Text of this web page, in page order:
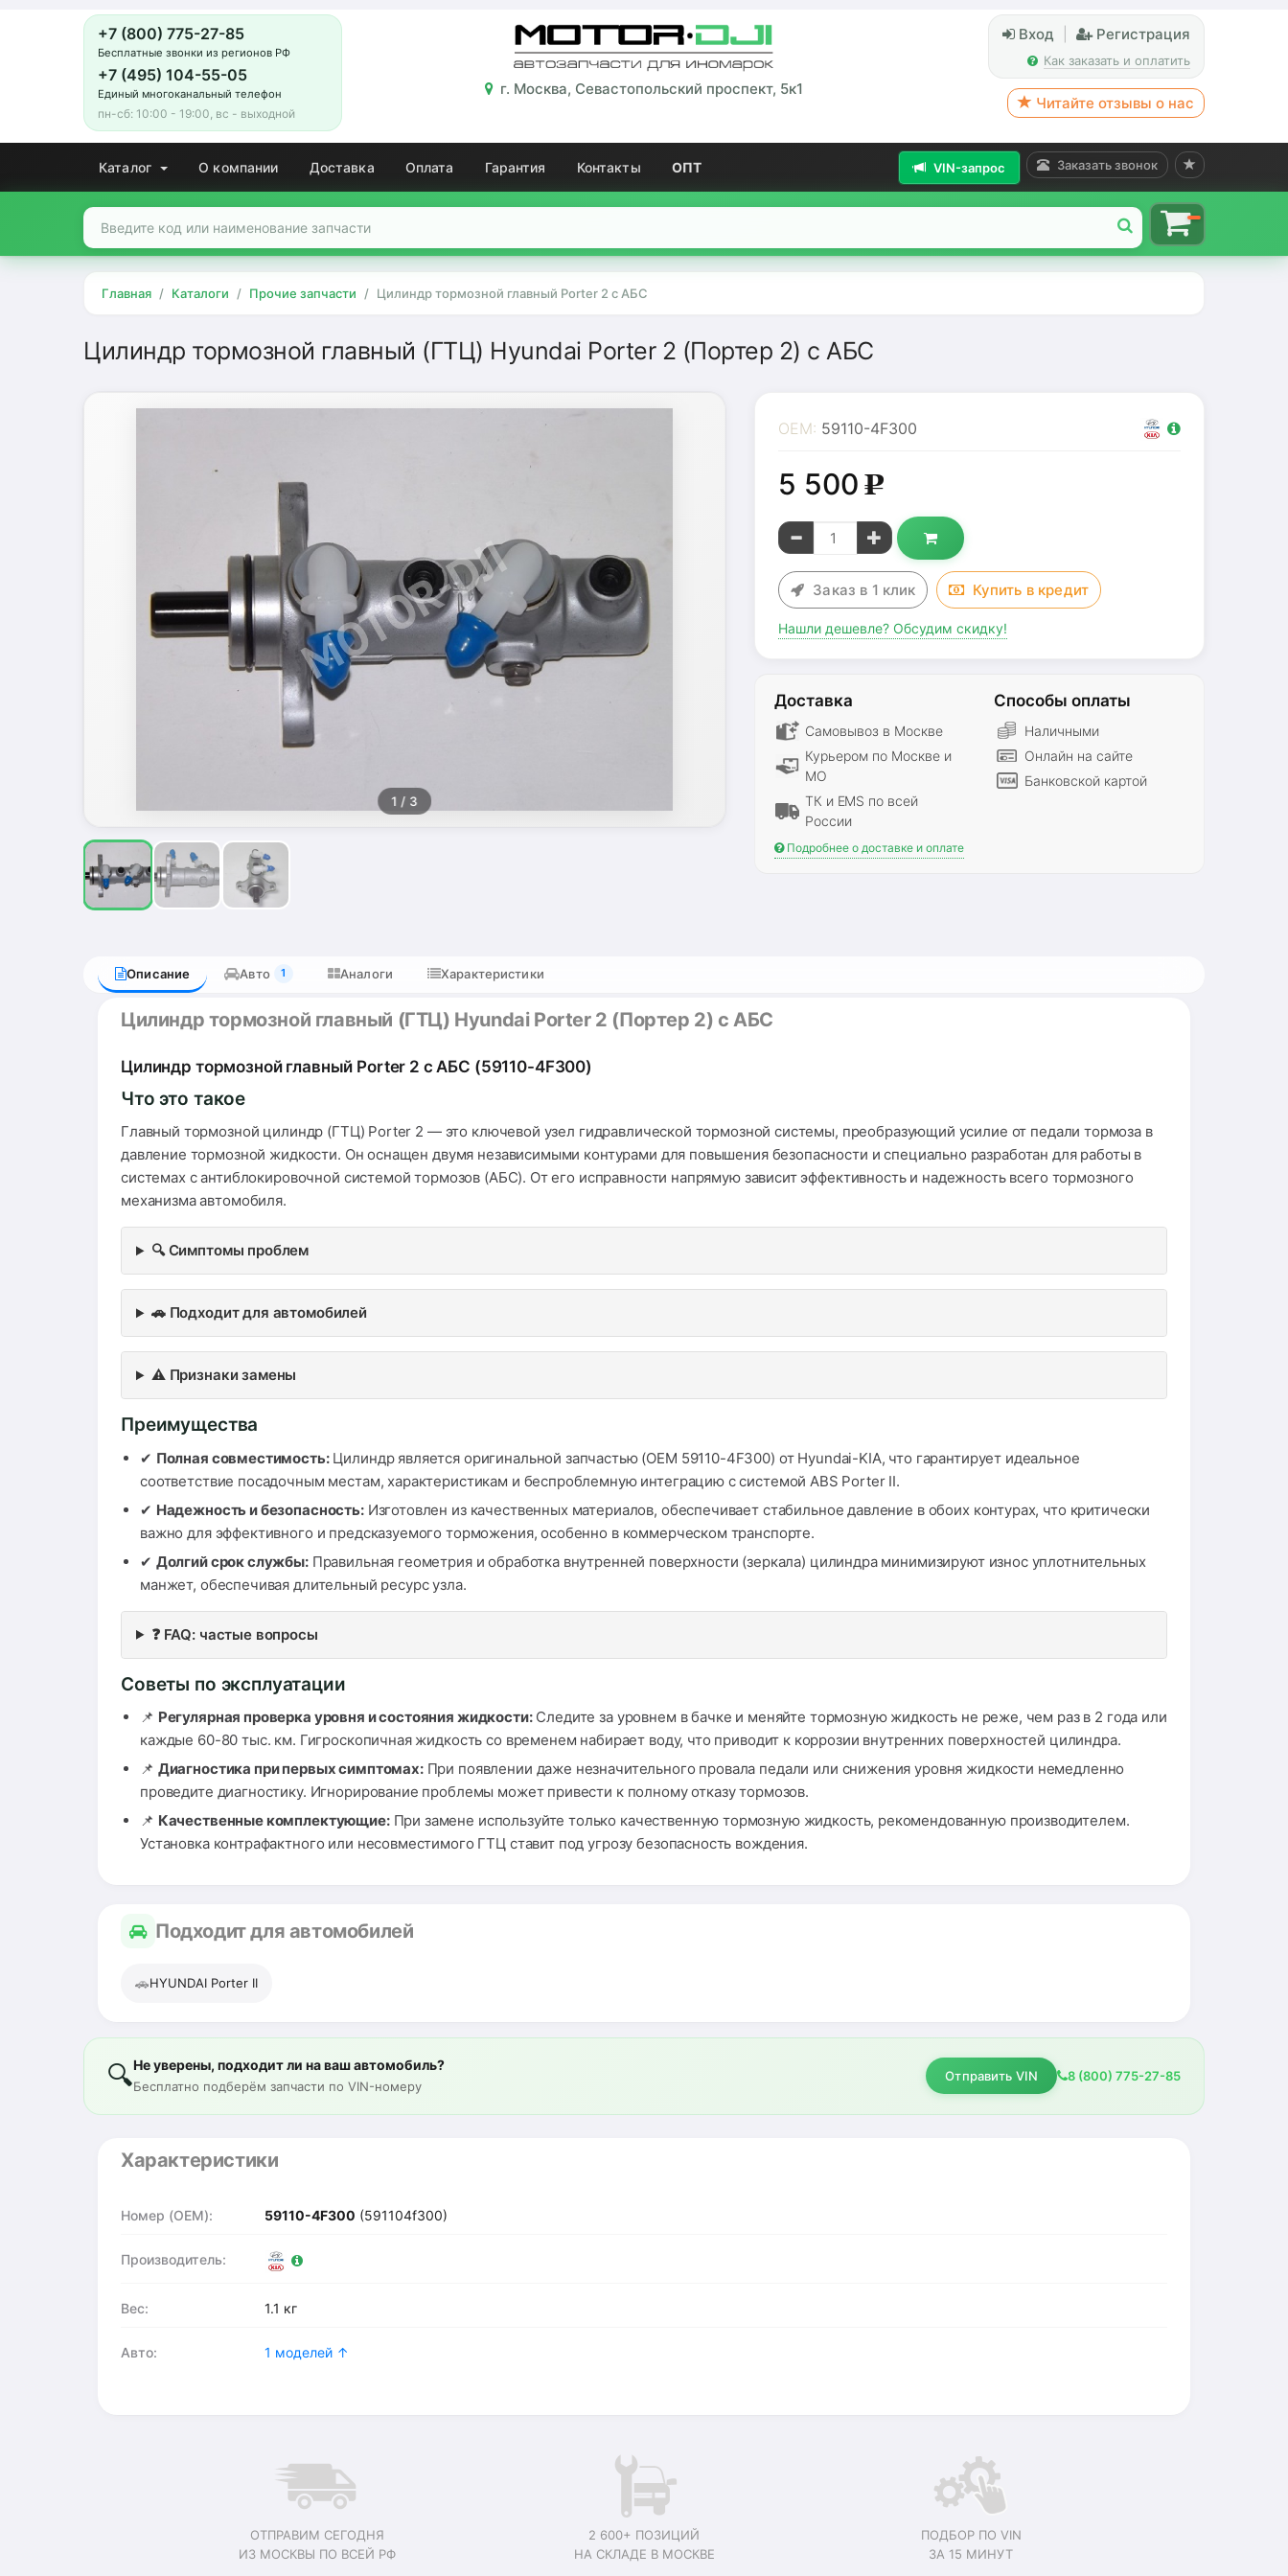
+7 (800) 775-27-85
Бесплатные звонки из регионов РФ
+7 (495) 104-55-05
Единый многоканальный телефон
пн-сб: 10:00 - 19:00, вс - выходной
г. Москва, Севастопольский проспект, 5к1
Вход Регистрация
Как заказать и оплатить
Читайте отзывы о нас
Каталог О компании Доставка Оплата Гарантия Контакты ОПТ Заказать звонок
VIN-запрос
Главная Каталоги Прочие запчасти Цилиндр тормозной главный Porter 2 с АБС
Цилиндр тормозной главный (ГТЦ) Hyundai Porter 2 (Портер 2) с АБС
1 / 3
OEM: 59110-4F300
5 500g
Заказ в 1 клик Купить вкредит
Нашли дешевле? Обсудим скидку!
Доставка
Самовывоз в Москве
Курьером по Москве и
МО
ТК и EMS по всей
России
Способы оплаты
Наличными
Онлайн на сайте
Банковской картой
Подробнее о доставке и оплате
Описание Авто 1 Аналоги Характеристики
Цилиндр тормозной главный (ГТЦ) Hyundai Porter 2 (Портер 2) с АБС
Цилиндр тормозной главный Porter 2 с АБС (59110-4F300)
Что это такое
Главный тормозной цилиндр (ГТЦ) Porter 2 — это ключевой узел гидравлической тормозной системы, преобразующий усилие от педали тормоза в
давление тормозной жидкости. Он оснащен двумя независимыми контурами для повышения безопасности и специально разработан для работы в
системах с антиблокировочной системой тормозов (АБС). От его исправности напрямую зависит эффективность и надежность всего тормозного
механизма автомобиля.
🔍 Симптомы проблем
🚗 Подходит для автомобилей
⚠️ Признаки замены
Преимущества
✔ Полная совместимость:Цилиндр является оригинальной запчастью (OEM 59110-4F300) от Hyundai-KIA, что гарантирует идеальное
соответствие посадочным местам, характеристикам и беспроблемную интеграцию с системой ABS Porter II.
✔ Надежность и безопасность:Изготовлен из качественных материалов, обеспечивает стабильное давление в обоих контурах, что критически
важно для эффективного и предсказуемого торможения, особенно в коммерческом транспорте.
✔ Долгий срок службы:Правильная геометрия и обработка внутренней поверхности (зеркала) цилиндра минимизируют износ уплотнительных
манжет, обеспечивая длительный ресурс узла.
❓ FAQ: частые вопросы
Советы по эксплуатации
📌 Регулярная проверка уровня и состояния жидкости:Следите за уровнем в бачке и меняйте тормозную жидкость не реже, чем раз в 2 года или
каждые 60-80 тыс. км. Гигроскопичная жидкость со временем набирает воду, что приводит к коррозии внутренних поверхностей цилиндра.
📌 Диагностика при первых симптомах:При появлении даже незначительного провала педали или снижения уровня жидкости немедленно
проведите диагностику. Игнорирование проблемы может привести к полному отказу тормозов.
📌 Качественные комплектующие:При замене используйте только качественную тормозную жидкость, рекомендованную производителем.
Установка контрафактного или несовместимого ГТЦ ставит под угрозу безопасность вождения.
Подходит для автомобилей
🚗HYUNDAI Porter II
🔍Не уверены, подходит ли на ваш автомобиль?
Бесплатно подберём запчасти по VIN-номеру
Отправить VIN 8 (800) 775-27-85
Характеристики
Номер (OEM): 59110-4F300 (591104f300)
Производитель:
Вес: 1.1 кг
Авто: 1 моделей ↑
ОТПРАВИМ СЕГОДНЯ
ИЗ МОСКВЫ ПО ВСЕЙ РФ
2 600+ ПОЗИЦИЙ
НА СКЛАДЕ В МОСКВЕ
ПОДБОР ПО VIN
ЗА 15 МИНУТ